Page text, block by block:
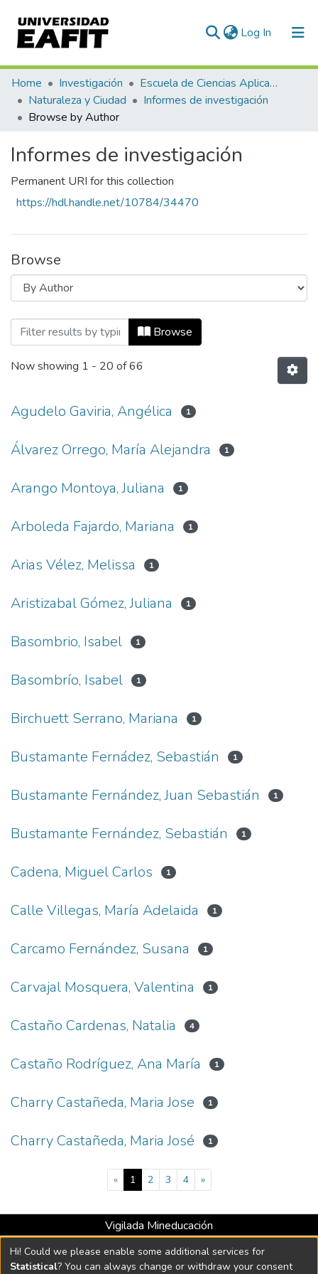
Log In (current)
Communities & Collections
All of DSpace
Home Investigación
Escuela de Ciencias Aplicadas e Ingeniería
Naturaleza y Ciudad
Informes de investigación
Browse by Author
Informes de investigación
Permanent URI for this collection
https://hdl.handle.net/10784/34470
Browse
Browsing Informes de investigación by
Browse
Now showing 1 - 20 of 66
Agudelo Gaviria, Angélica 1
Álvarez Orrego, María Alejandra 1
Arango Montoya, Juliana 1
Arboleda Fajardo, Mariana 1
Arias Vélez, Melissa 1
Aristizabal Gómez, Juliana 1
Basombrio, Isabel 1
Basombrío, Isabel 1
Birchuett Serrano, Mariana 1
Bustamante Fernádez, Sebastián 1
Bustamante Fernández, Juan Sebastián 1
Bustamante Fernández, Sebastián 1
Cadena, Miguel Carlos 1
Calle Villegas, María Adelaida 1
Carcamo Fernández, Susana 1
Carvajal Mosquera, Valentina 1
Castaño Cardenas, Natalia 4
Castaño Rodríguez, Ana María 1
Charry Castañeda, Maria Jose 1
Charry Castañeda, Maria José 1
« 1(current)
2 3 4 »
Vigilada Mineducación
Universidad con Acreditación Institucional hasta 2026 -
Resolución MEN 2158 de 2018
Hi! Could we please enable some additional services for
Statistical? You can always change or withdraw your consent